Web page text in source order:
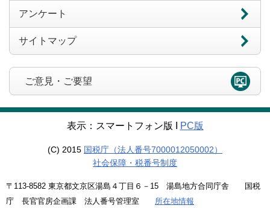
アンケート
サイトマップ
ご意見・ご要望
表示：スマートフォン版 Ι PC版
(C) 2015 国税庁（法人番号7000012050002）
社会保障・税番号制度
〒113-8582 東京都文京区湯島４丁目６－15 湯島地方合同庁舎 国税
庁 長官官房企画課 法人番号管理室 所在地情報